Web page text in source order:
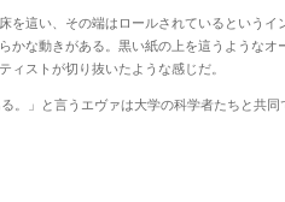
這い、その端はロールされているというイ
な動きがある。黒い紙の上を這うようなオ
ィストが切り抜いたような感じだ。
。」と言うエヴァは大学の科学者たちと共